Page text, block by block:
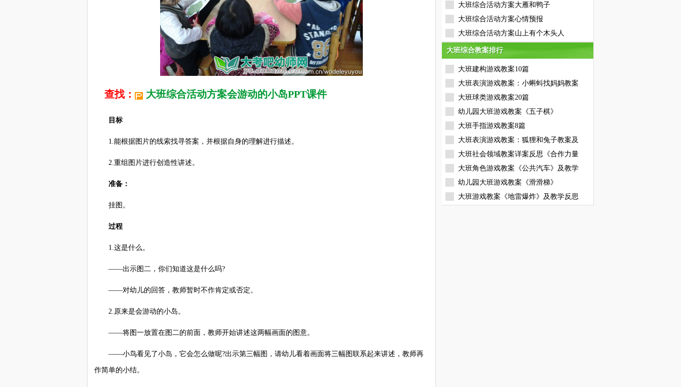
查找： 大班综合活动方案会游动的小岛PPT课件
目标
1.能根据图片的线索找寻答案，并根据自身的理解进行描述。
2.重组图片进行创造性讲述。
准备：
挂图。
过程
1.这是什么。
——出示图二，你们知道这是什么吗?
——对幼儿的回答，教师暂时不作肯定或否定。
2.原来是会游动的小岛。
——将图一放置在图二的前面，教师开始讲述这两幅画面的图意。
——小鸟看见了小岛，它会怎么做呢?出示第三幅图，请幼儿看着画面将三幅图联系起来讲述，教师再
作简单的小结。
大班综合活动方案大雁和鸭子
大班综合活动方案心情预报
大班综合活动方案山上有个木头人
大班综合教案排行
大班综合教案排行
大班建构游戏教案10篇
大班表演游戏教案：小蝌蚪找妈妈教案
大班球类游戏教案20篇
幼儿园大班游戏教案《五子棋》
大班手指游戏教案8篇
大班表演游戏教案：狐狸和兔子教案及
大班社会领域教案详案反思《合作力量
大班角色游戏教案《公共汽车》及教学
幼儿园大班游戏教案《滑滑梯》
大班游戏教案《地雷爆炸》及教学反思